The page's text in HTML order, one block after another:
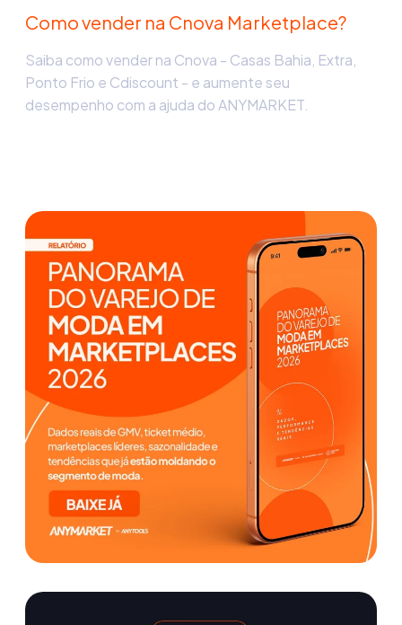
Como vender na Cnova Marketplace?
Saiba como vender na Cnova - Casas Bahia, Extra,
Ponto Frio e Cdiscount - e aumente seu
desempenho com a ajuda do ANYMARKET.